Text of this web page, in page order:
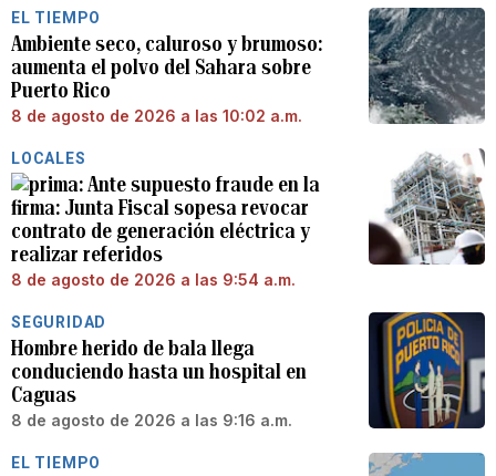
EL TIEMPO
Ambiente seco, caluroso y brumoso:
aumenta el polvo del Sahara sobre
Puerto Rico
8 de agosto de 2026 a las 10:02 a.m.
LOCALES
Ante supuesto fraude en la
firma: Junta Fiscal sopesa revocar
contrato de generación eléctrica y
realizar referidos
8 de agosto de 2026 a las 9:54 a.m.
SEGURIDAD
Hombre herido de bala llega
conduciendo hasta un hospital en
Caguas
8 de agosto de 2026 a las 9:16 a.m.
EL TIEMPO